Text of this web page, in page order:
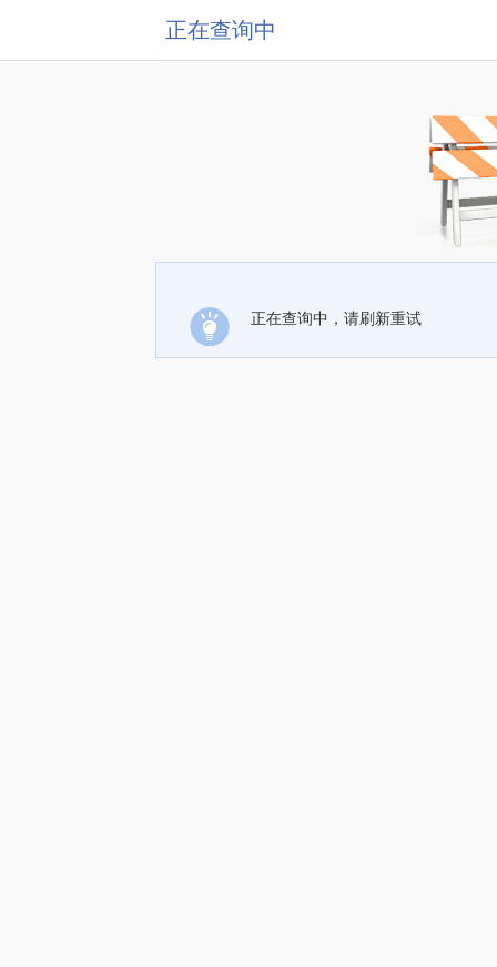
正在查询中
正在查询中，请刷新重试